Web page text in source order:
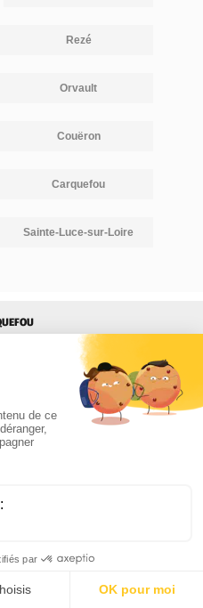
Rezé
Orvault
Couëron
Carquefou
Sainte-Luce-sur-Loire
OPTIMALE
conseil ou livraison où
en Nutrition et